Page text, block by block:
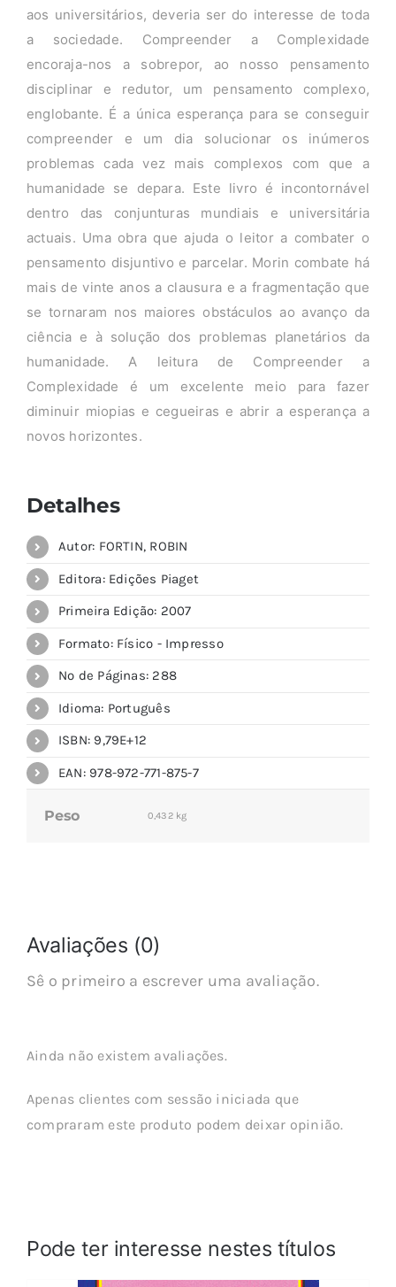
aos universitários, deveria ser do interesse de toda
a sociedade. Compreender a Complexidade
encoraja-nos a sobrepor, ao nosso pensamento
disciplinar e redutor, um pensamento complexo,
englobante. É a única esperança para se conseguir
compreender e um dia solucionar os inúmeros
problemas cada vez mais complexos com que a
humanidade se depara. Este livro é incontornável
dentro das conjunturas mundiais e universitária
actuais. Uma obra que ajuda o leitor a combater o
pensamento disjuntivo e parcelar. Morin combate há
mais de vinte anos a clausura e a fragmentação que
se tornaram nos maiores obstáculos ao avanço da
ciência e à solução dos problemas planetários da
humanidade. A leitura de Compreender a
Complexidade é um excelente meio para fazer
diminuir miopias e cegueiras e abrir a esperança a
novos horizontes.
Detalhes
Autor: FORTIN, ROBIN
Editora: Edições Piaget
Primeira Edição: 2007
Formato: Físico - Impresso
Nº de Páginas: 288
Idioma: Português
ISBN: 9,79E+12
EAN: 978-972-771-875-7
Peso 0,432 kg
Avaliações (0)
Sê o primeiro a escrever uma avaliação.
Ainda não existem avaliações.
Apenas clientes com sessão iniciada que
compraram este produto podem deixar opinião.
Pode ter interesse nestes títulos